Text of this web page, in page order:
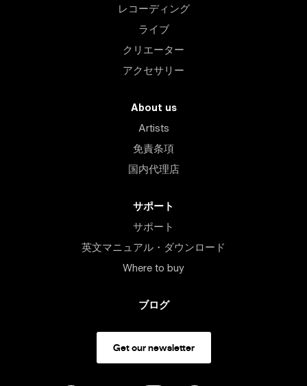
レコーディング
ライブ
クリエーター
アクセサリー
About us
Artists
免責条項
国内代理店
サポート
サポート
英文マニュアル・ダウンロード
Where to buy
ブログ
Get our newsletter